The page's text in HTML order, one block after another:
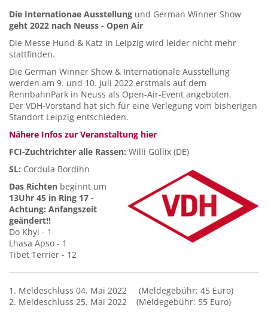
Die Internationae Ausstellung und German Winner Show
geht 2022 nach Neuss - Open Air
Die Messe Hund & Katz in Leipzig wird leider nicht mehr
stattfinden.
Die German Winner Show & Internationale Ausstellung
werden am 9. und 10. Juli 2022 erstmals auf dem
RennbahnPark in Neuss als Open-Air-Event angeboten.
Der VDH-Vorstand hat sich für eine Verlegung vom bisherigen
Standort Leipzig entschieden.
Nähere Infos zur Veranstaltung hier
FCI-Zuchtrichter alle Rassen: Willi Güllix (DE)
SL: Cordula Bordihn
Das Richten beginnt um
13Uhr 45 in Ring 17 -
Achtung: Anfangszeit
geändert!!
Do Khyi - 1
Lhasa Apso - 1
Tibet Terrier - 12
1. Meldeschluss 04. Mai 2022 (Meldegebühr: 45 Euro)
2. Meldeschluss 25. Mai 2022 (Meldegebühr: 55 Euro)